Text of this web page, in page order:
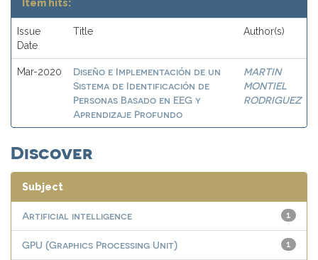
Item hits:
Issue
Date
Title Author(s)
Mar-2020
Diseño e Implementación de un
Sistema de Identificación de
Personas Basado en EEG y
Aprendizaje Profundo
MARTIN
MONTIEL
RODRIGUEZ
Discover
Subject
1
Artificial intelligence
1
GPU (Graphics Processing Unit)